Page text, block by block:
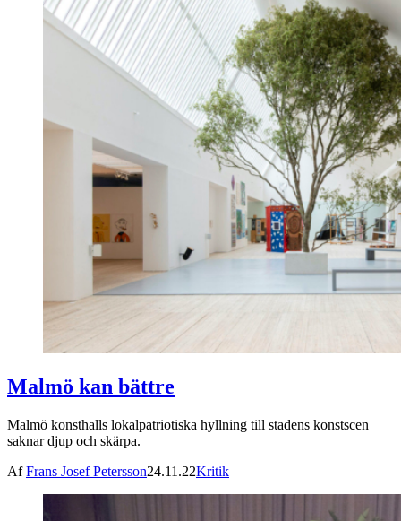
Malmö kan bättre
Malmö konsthalls lokalpatriotiska hyllning till stadens konstscen
saknar djup och skärpa.
AfFrans Josef Petersson24.11.22Kritik